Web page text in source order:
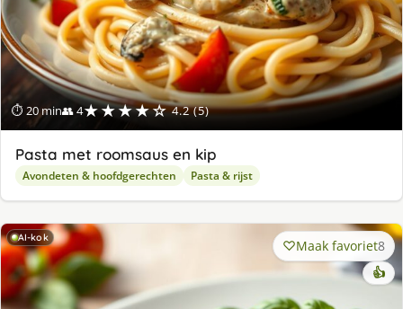
⏱ 20 min👥 4★★★★☆ 4.2 (5)
Pasta met roomsaus en kip
Avondeten & hoofdgerechten Pasta & rijst
AI-kok Maak favoriet8
👍